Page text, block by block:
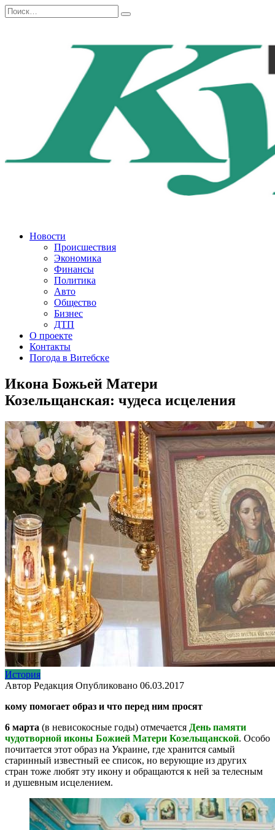
Перейти
к
Search
for:
Новости
Происшествия
Экономика
Финансы
Политика
Авто
Общество
Бизнес
ДТП
О проекте
Контакты
Погода в Витебске
Икона Божьей Матери
Козельщанская: чудеса исцеления
История
Автор Редакция Опубликовано 06.03.2017
кому помогает образ и что перед ним просят
6 марта (в невисокосные годы) отмечается День памяти
чудотворной иконы Божией Матери Козельщанской. Особо
почитается этот образ на Украине, где хранится самый
старинный известный ее список, но верующие из других
стран тоже любят эту икону и обращаются к ней за телесным
и душевным исцелением.